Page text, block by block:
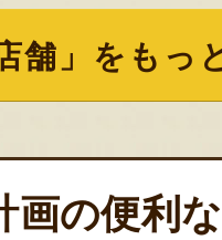
舗」をもっ
画の便利